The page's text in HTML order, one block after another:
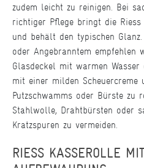
zudem leicht zu reinigen. Bei
richtiger Pflege bringt die
und behält den typischen
oder Angebranntem empfehlen
Glasdeckel mit warmen Wasser
mit einer milden Scheuercreme
Putzschwamms oder Bürste zu
Stahlwolle, Drahtbürsten oder
Kratzspuren zu vermeiden.
RIESS KASSEROLLE